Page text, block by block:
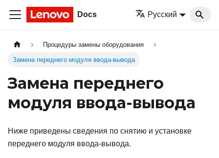
Docs Русский
Процедуры замены оборудования
Замена переднего модуля ввода-вывода
Замена переднего
модуля ввода-вывода
Ниже приведены сведения по снятию и установке
переднего модуля ввода-вывода.